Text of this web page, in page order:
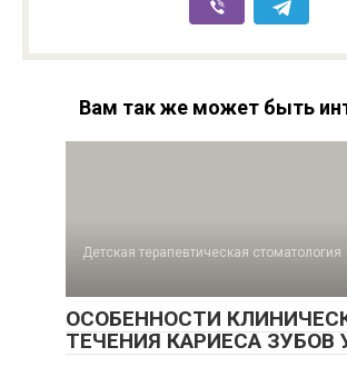
Вам так же может быть
Детская терапевтическая стоматология
ОСОБЕННОСТИ
ТЕЧЕНИЯ КАРИЕСА ЗУБОВ